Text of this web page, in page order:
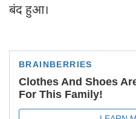
बंद हुआ।